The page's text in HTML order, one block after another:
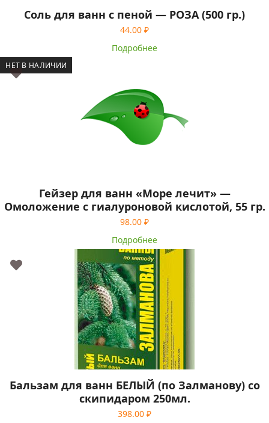
Соль для ванн с пеной — РОЗА (500 гр.)
44.00 ₽
Подробнее
НЕТ В НАЛИЧИИ
Гейзер для ванн «Море лечит» —
Омоложение с гиалуроновой кислотой, 55 гр.
98.00 ₽
Подробнее
Бальзам для ванн БЕЛЫЙ (по Залманову) со
скипидаром 250мл.
398.00 ₽